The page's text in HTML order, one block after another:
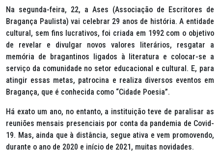
Na segunda-feira, 22, a Ases (Associação de Escritores de
Bragança Paulista) vai celebrar 29 anos de história. A entidade
cultural, sem fins lucrativos, foi criada em 1992 com o objetivo
de revelar e divulgar novos valores literários, resgatar a
memória de bragantinos ligados à literatura e colocar-se a
serviço da comunidade no setor educacional e cultural. E, para
atingir essas metas, patrocina e realiza diversos eventos em
Bragança, que é conhecida como “Cidade Poesia”.
Há exato um ano, no entanto, a instituição teve de paralisar as
reuniões mensais presenciais por conta da pandemia de Covid-
19. Mas, ainda que à distância, segue ativa e vem promovendo,
durante o ano de 2020 e início de 2021, muitas novidades.